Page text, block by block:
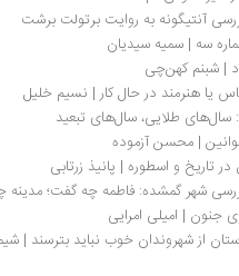
به روایت برتولت برشت
| سمیه سیدیان
کهن‌چی
در حال کار | نسیم خلیل
طلایی، سال‌های تبعید
| محسن آزموده
و اسطوره | پانیذ زرتابی
گمشده: فاطمه چه گفت؛ مدینه چه شد...
| امیلی امرایی
بازخوانی چند داستان از شهروندان خوب نباید بترسند | شیما